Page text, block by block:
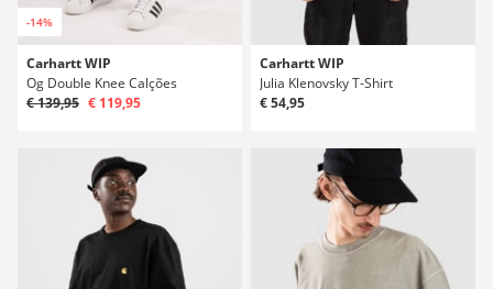
-14%
Carhartt WIP
Og Double Knee Calções
€ 139,95 € 119,95
Carhartt WIP
Julia Klenovsky T-Shirt
€ 54,95